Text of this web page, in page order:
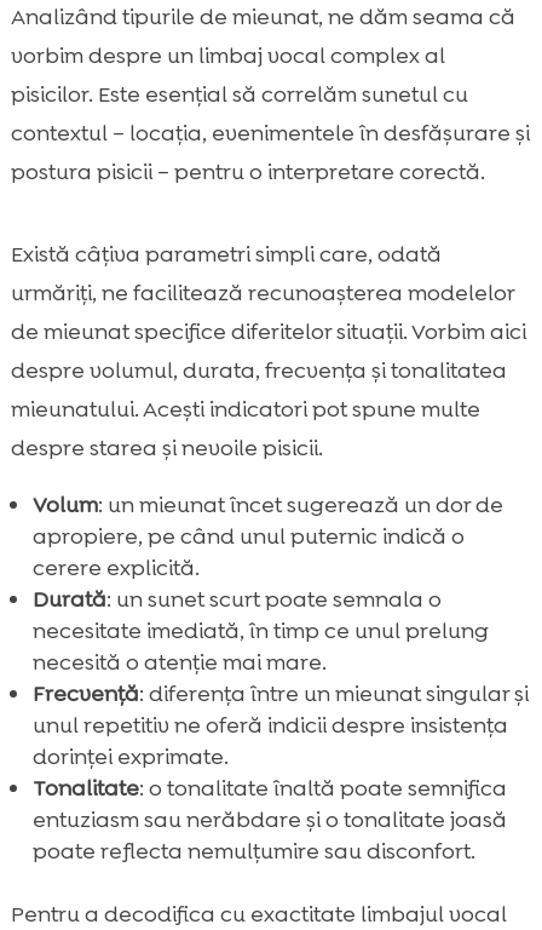
Analizând tipurile de mieunat, ne dăm seama că
vorbim despre un limbaj vocal complex al
pisicilor. Este esențial să correlăm sunetul cu
contextul – locația, evenimentele în desfășurare și
postura pisicii – pentru o interpretare corectă.
Există câțiva parametri simpli care, odată
urmăriți, ne facilitează recunoașterea modelelor
de mieunat specifice diferitelor situații. Vorbim aici
despre volumul, durata, frecvența și tonalitatea
mieunatului. Acești indicatori pot spune multe
despre starea și nevoile pisicii.
Volum: un mieunat încet sugerează un dor de
apropiere, pe când unul puternic indică o
cerere explicită.
Durată: un sunet scurt poate semnala o
necesitate imediată, în timp ce unul prelung
necesită o atenție mai mare.
Frecvență: diferența între un mieunat singular și
unul repetitiv ne oferă indicii despre insistența
dorinței exprimate.
Tonalitate: o tonalitate înaltă poate semnifica
entuziasm sau nerăbdare și o tonalitate joasă
poate reflecta nemulțumire sau disconfort.
Pentru a decodifica cu exactitate limbajul vocal